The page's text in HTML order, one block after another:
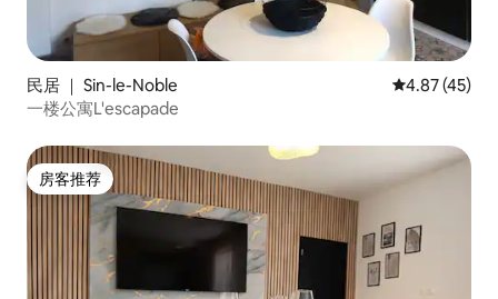
民居 ｜ Sin-le-Noble 平均评分
4.87 (45)
一楼公寓L'escapade
房客推荐
房客推荐